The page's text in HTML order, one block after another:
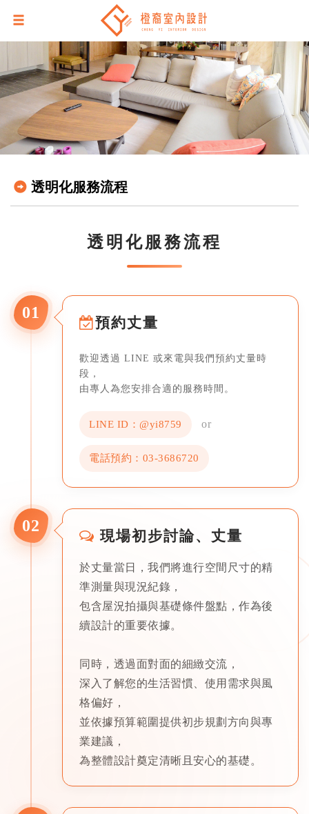
透明化服務流程
透明化服務流程
01
預約丈量
歡迎透過 LINE 或來電與我們預約丈量時
段，
由專人為您安排合適的服務時間。
LINE ID：@yi8759 or
電話預約：03-3686720
02
現場初步討論、丈量
於丈量當日，我們將進行空間尺寸的精
準測量與現況紀錄，
包含屋況拍攝與基礎條件盤點，作為後
續設計的重要依據。
同時，透過面對面的細緻交流，
深入了解您的生活習慣、使用需求與風
格偏好，
並依據預算範圍提供初步規劃方向與專
業建議，
為整體設計奠定清晰且安心的基礎。